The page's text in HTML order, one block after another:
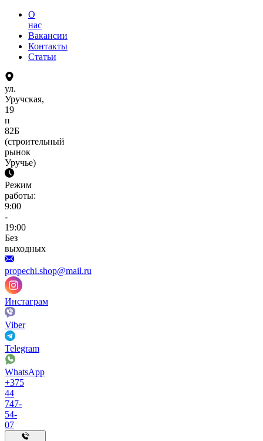
О
нас
Вакансии
Контакты
Статьи
ул.
Уручская,
19
п
82Б
(строительный
рынок
Уручье)
Режим
работы:
9:00
-
19:00
Без
выходных
propechi.shop@mail.ru
Инстаграм
Viber
Telegram
WhatsApp
+375
44
747-
54-
07